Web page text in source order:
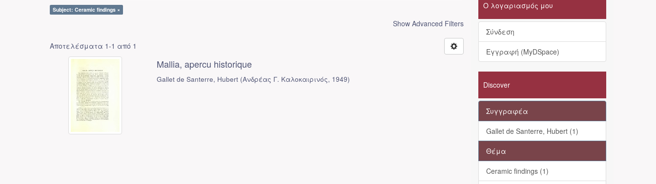
Subject: Ceramic findings ×
Show Advanced Filters
Αποτελέσματα 1-1 από 1
Mallia, apercu historique
Gallet de Santerre, Hubert (Ανδρέας Γ. Καλοκαιρινός, 1949)
Ο λογαριασμός μου
Σύνδεση
Εγγραφή (MyDSpace)
Discover
Συγγραφέα
Gallet de Santerre, Hubert (1)
Θέμα
Ceramic findings (1)